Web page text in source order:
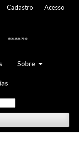
Sobre
Cadastro Acesso